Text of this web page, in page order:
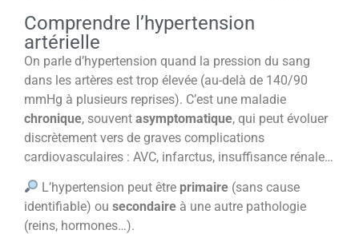
Comprendre l’hypertension
artérielle
On parle d’hypertension quand la pression du sang
dans les artères est trop élevée (au-delà de 140/90
mmHg à plusieurs reprises). C’est une maladie
chronique, souvent asymptomatique, qui peut évoluer
discrètement vers de graves complications
cardiovasculaires : AVC, infarctus, insuffisance rénale…
L’hypertension peut être primaire (sans cause
identifiable) ou secondaire à une autre pathologie
(reins, hormones…).